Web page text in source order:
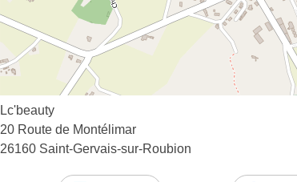
Lc'beauty
20 Route de Montélimar
26160 Saint-Gervais-sur-Roubion